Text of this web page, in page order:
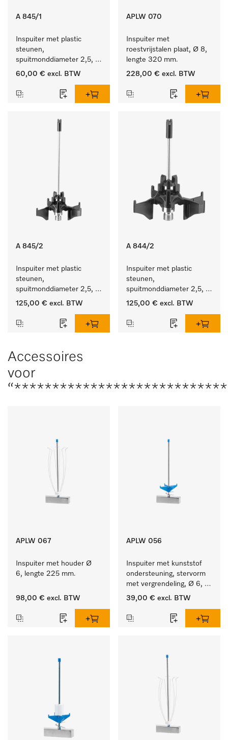
A 845/1
Inspuiter met plastic
steunen,
spuitmonddiameter 2,5,
lengte 125 mm, 5 stuks.
60,00 € excl. BTW
APLW 070
Inspuiter met
roestvrijstalen plaat, Ø 8,
lengte 320 mm.
228,00 € excl. BTW
A 845/2
Inspuiter met plastic
steunen,
spuitmonddiameter 2,5,
lengte 125 mm, 10 stuks.
125,00 € excl. BTW
A 844/2
Inspuiter met plastic
steunen,
spuitmonddiameter 2,5,
lengte 80 mm, 10 stuks.
125,00 € excl. BTW
Accessoires
voor
APLW 067
Inspuiter met houder Ø
6, lengte 225 mm.
98,00 € excl. BTW
APLW 056
Inspuiter met kunststof
ondersteuning, stervorm
met vergrendeling, Ø 6,
lengte 225 mm.
39,00 € excl. BTW